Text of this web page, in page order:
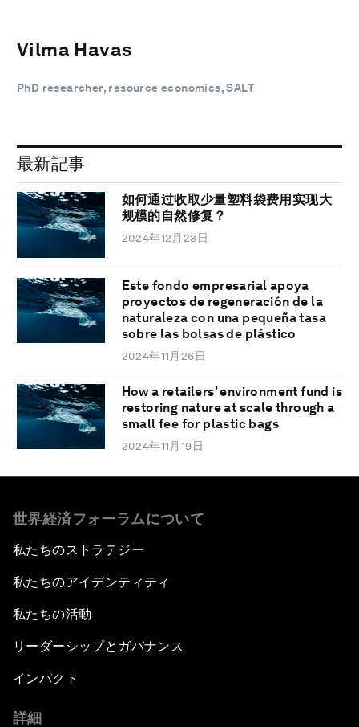
Vilma Havas
PhD researcher, resource economics, SALT
最新記事
如何通过收取少量塑料袋费用实现大
规模的自然修复？
2024年12月23日
Este fondo empresarial apoya
proyectos de regeneración de la
naturaleza con una pequeña tasa
sobre las bolsas de plástico
2024年11月26日
How a retailers’ environment fund is
restoring nature at scale through a
small fee for plastic bags
2024年11月19日
世界経済フォーラムについて
私たちのストラテジー
私たちのアイデンティティ
私たちの活動
リーダーシップとガバナンス
インパクト
詳細